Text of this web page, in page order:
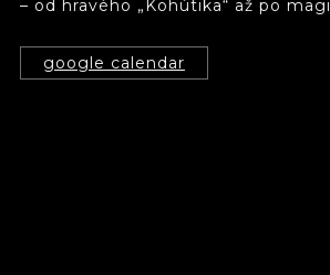
– od hravého „Kohútika“ až po
google calendar